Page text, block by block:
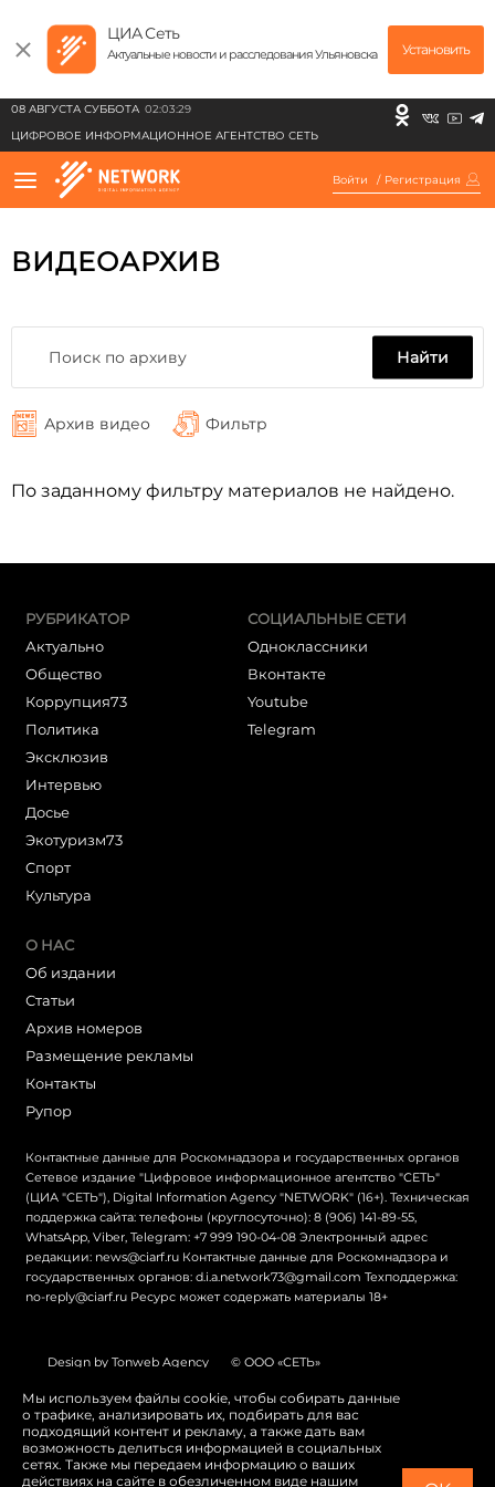
ЦИА Сеть
Актуальные новости и расследования Ульяновска Установить
08 АВГУСТА СУББОТА 02:03:29
ЦИФРОВОЕ ИНФОРМАЦИОННОЕ АГЕНТСТВО СЕТЬ
Войти / Регистрация
ВИДЕОАРХИВ
Найти
Архив видео Фильтр
По заданному фильтру материалов не найдено.
РУБРИКАТОР
Актуально
Общество
Коррупция73
Политика
Эксклюзив
Интервью
Досье
Экотуризм73
Cпорт
Культура
СОЦИАЛЬНЫЕ СЕТИ
Одноклассники
Вконтакте
Youtube
Telegram
О НАС
Об издании
Статьи
Архив номеров
Размещение рекламы
Контакты
Рупор
Контактные данные для Роскомнадзора и государственных органов
Сетевое издание "Цифровое информационное агентство "СЕТЬ"
(ЦИА "СЕТЬ"), Digital Information Agency "NETWORK" (16+). Техническая
поддержка сайта: телефоны (круглосуточно): 8 (906) 141-89-55,
WhatsApp, Viber, Telegram: +7 999 190-04-08 Электронный адрес
редакции: news@ciarf.ru Контактные данные для Роскомнадзора и
государственных органов: d.i.a.network73@gmail.com Техподдержка:
no-reply@ciarf.ru Ресурс может содержать материалы 18+
Design by Tonweb Agency © ООО «СЕТЬ»
Политика конфиденциальности Карта сайта
Switch to English
Мы используем файлы cookie, чтобы собирать данные
о трафике, анализировать их, подбирать для вас
подходящий контент и рекламу, а также дать вам
возможность делиться информацией в социальных
сетях. Также мы передаем информацию о ваших
действиях на сайте в обезличенном виде нашим